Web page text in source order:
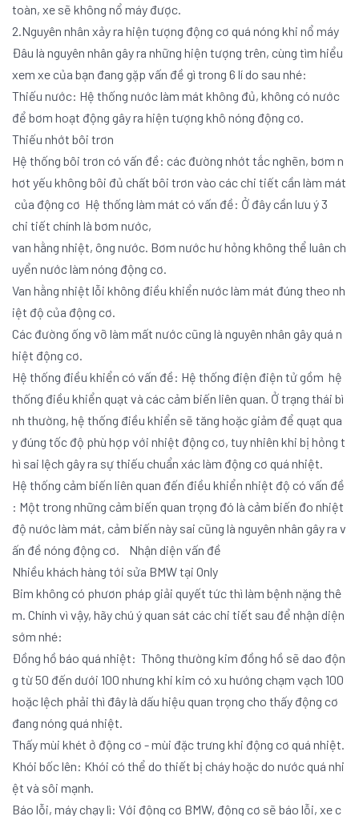
toàn, xe sẽ không nổ máy được.
2.Nguyên nhân xảy ra hiện tượng động cơ quá nóng khi nổ máy
Đâu là nguyên nhân gây ra những hiện tượng trên, cùng tìm hiểu
xem xe của bạn đang gặp vấn đề gì trong 6 lí do sau nhé:
Thiếu nước: Hệ thống nước làm mát không đủ, không có nước
để bơm hoạt động gây ra hiện tượng khô nóng động cơ.
Thiếu nhớt bôi trơn
Hệ thống bôi trơn có vấn đề: các đường nhớt tắc nghẽn, bơm n
hơt yếu không bôi đủ chất bôi trơn vào các chi tiết cần làm mát
của động cơ Hệ thống làm mát có vấn đề: Ở đây cần lưu ý 3
chi tiết chính là bơm nước,
van hằng nhiệt, ông nước. Bơm nước hư hỏng không thể luân ch
uyển nước làm nóng động cơ.
Van hằng nhiệt lỗi không điều khiển nước làm mát đúng theo nh
iệt độ của động cơ.
Các đường ống vỡ làm mất nước cũng là nguyên nhân gây quá n
hiệt động cơ.
Hệ thống điều khiển có vấn đề: Hệ thống điện điện tử gồm hệ
thống điều khiển quạt và các cảm biến liên quan. Ở trạng thái bì
nh thường, hệ thống điều khiển sẽ tăng hoặc giảm để quạt qua
y đúng tốc độ phù hợp với nhiệt động cơ, tuy nhiên khi bị hỏng t
hì sai lệch gây ra sự thiếu chuẩn xác làm động cơ quá nhiệt.
Hệ thống cảm biến liên quan đến điều khiển nhiệt độ có vấn đề
: Một trong những cảm biến quan trọng đó là cảm biến đo nhiệt
độ nước làm mát, cảm biến này sai cũng là nguyên nhân gây ra v
ấn đề nóng động cơ. Nhận diện vấn đề
Nhiều khách hàng tới sửa BMW tại Only
Bim không có phươn pháp giải quyết tức thì làm bệnh nặng thê
m. Chính vì vậy, hãy chú ý quan sát các chi tiết sau để nhận diện
sớm nhé:
Đồng hồ báo quá nhiệt: Thông thường kim đồng hồ sẽ dao độn
g từ 50 đến dưới 100 nhưng khi kim có xu hướng chạm vạch 100
hoặc lệch phải thì đây là dấu hiệu quan trọng cho thấy động cơ
đang nóng quá nhiệt.
Thấy mùi khét ở động cơ - mùi đặc trưng khi động cơ quá nhiệt.
Khói bốc lên: Khói có thể do thiết bị cháy hoặc do nước quá nhi
ệt và sôi mạnh.
Báo lỗi, máy chạy lì: Với động cơ BMW, động cơ sẽ báo lỗi, xe c